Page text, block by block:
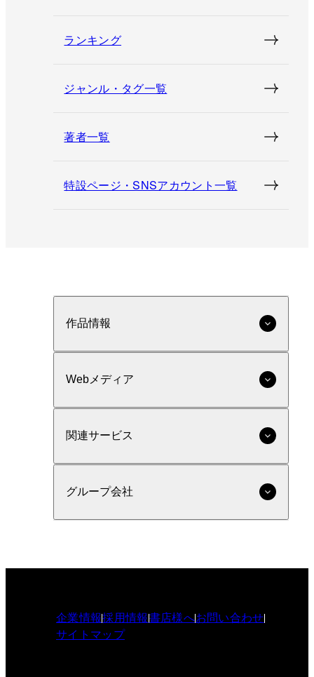
ランキング
ジャンル・タグ一覧
著者一覧
特設ページ・SNSアカウント一覧
作品情報
Webメディア
関連サービス
グループ会社
企業情報採用情報書店様へお問い合わせ
サイトマップ